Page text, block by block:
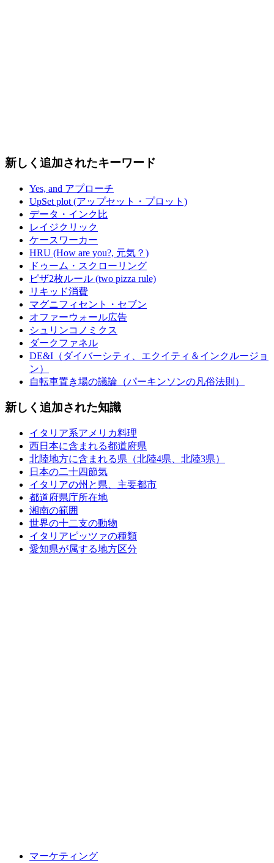
新しく追加されたキーワード
Yes, and アプローチ
UpSet plot (アップセット・プロット)
データ・インク比
レイジクリック
ケースワーカー
HRU (How are you?, 元気？)
ドゥーム・スクローリング
ピザ2枚ルール (two pizza rule)
リキッド消費
マグニフィセント・セブン
オファーウォール広告
シュリンコノミクス
ダークファネル
DE&I（ダイバーシティ、エクイティ＆インクルージョ
ン）
自転車置き場の議論（パーキンソンの凡俗法則）
新しく追加された知識
イタリア系アメリカ料理
西日本に含まれる都道府県
北陸地方に含まれる県（北陸4県、北陸3県）
日本の二十四節気
イタリアの州と県、主要都市
都道府県庁所在地
湘南の範囲
世界の十二支の動物
イタリアピッツァの種類
愛知県が属する地方区分
マーケティング